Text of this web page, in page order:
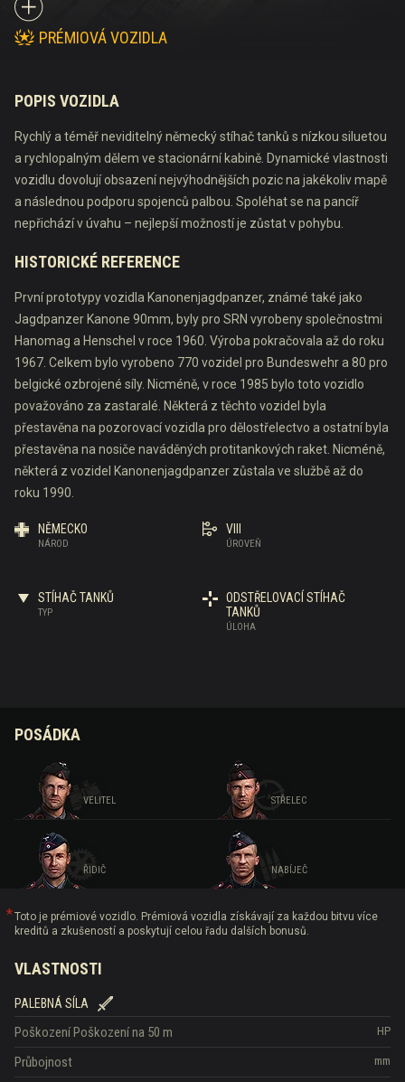
PRÉMIOVÁ VOZIDLA
POPIS VOZIDLA
Rychlý a téměř neviditelný německý stíhač tanků s nízkou siluetou
a rychlopalným dělem ve stacionární kabině. Dynamické vlastnosti
vozidlu dovolují obsazení nejvýhodnějších pozic na jakékoliv mapě
a následnou podporu spojenců palbou. Spoléhat se na pancíř
nepřichází v úvahu – nejlepší možností je zůstat v pohybu.
HISTORICKÉ REFERENCE
První prototypy vozidla Kanonenjagdpanzer, známé také jako
Jagdpanzer Kanone 90mm, byly pro SRN vyrobeny společnostmi
Hanomag a Henschel v roce 1960. Výroba pokračovala až do roku
1967. Celkem bylo vyrobeno 770 vozidel pro Bundeswehr a 80 pro
belgické ozbrojené síly. Nicméně, v roce 1985 bylo toto vozidlo
považováno za zastaralé. Některá z těchto vozidel byla
přestavěna na pozorovací vozidla pro dělostřelectvo a ostatní byla
přestavěna na nosiče naváděných protitankových raket. Nicméně,
některá z vozidel Kanonenjagdpanzer zůstala ve službě až do
roku 1990.
NÁROD
NĚMECKO
ÚROVEŇ
VIII
TYP
STÍHAČ TANKŮ
ÚLOHA
ODSTŘELOVACÍ STÍHAČ
TANKŮ
POSÁDKA
VELITEL STŘELEC
ŘIDIČ NABÍJEČ
Toto je prémiové vozidlo. Prémiová vozidla získávají za každou bitvu více
kreditů a zkušeností a poskytují celou řadu dalších bonusů.
VLASTNOSTI
PALEBNÁ SÍLA
HP
PoškozeníPoškození na 50 m
mm
Průbojnost